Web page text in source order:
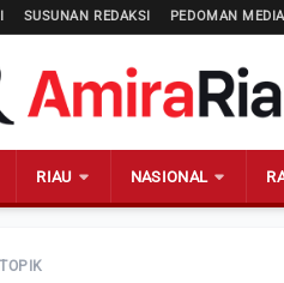
SUSUNAN REDAKSI PEDOMAN
RIAU NASIONAL
TOPIK